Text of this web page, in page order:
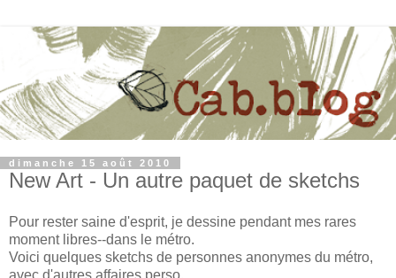
dimanche 15 août 2010
New Art - Un autre paquet de sketchs
Pour rester saine d'esprit, je dessine pendant mes rares
moment libres--dans le métro.
Voici quelques sketchs de personnes anonymes du métro,